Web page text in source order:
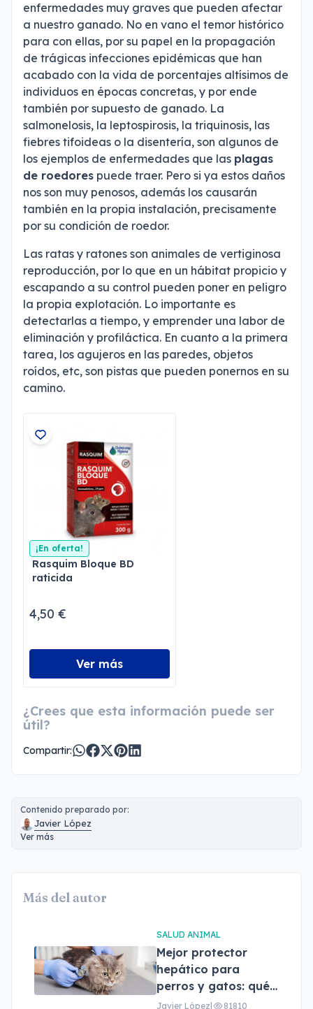
enfermedades muy graves que pueden afectar
a nuestro ganado. No en vano el temor histórico
para con ellas, por su papel en la propagación
de trágicas infecciones epidémicas que han
acabado con la vida de porcentajes altísimos de
individuos en épocas concretas, y por ende
también por supuesto de ganado. La
salmonelosis, la leptospirosis, la triquinosis, las
fiebres tifoideas o la disentería, son algunos de
los ejemplos de enfermedades que las plagas
de roedores puede traer. Pero si ya estos daños
nos son muy penosos, además los causarán
también en la propia instalación, precisamente
por su condición de roedor.
Las ratas y ratones son animales de vertiginosa
reproducción, por lo que en un hábitat propicio y
escapando a su control pueden poner en peligro
la propia explotación. Lo importante es
detectarlas a tiempo, y emprender una labor de
eliminación y profiláctica. En cuanto a la primera
tarea, los agujeros en las paredes, objetos
roídos, etc, son pistas que pueden ponernos en su
camino.
¡En oferta!
Rasquim Bloque BD
raticida
4,50 €
Ver más
¿Crees que esta información puede ser
útil?
Compartir:
Contenido preparado por:
Javier López
Ver más
Más del autor
SALUD ANIMAL
Mejor protector
hepático para
perros y gatos: qué
son, beneficios y
Javier López 81810